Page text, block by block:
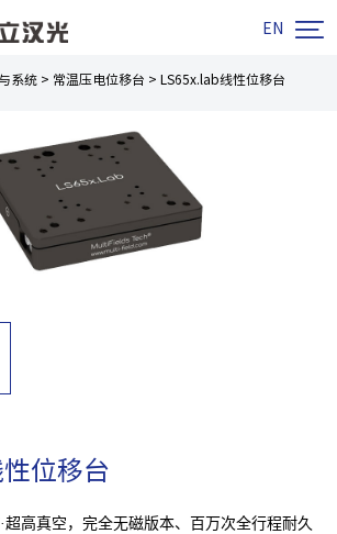
EN 
系统 > 常温压电位移台 > LS65x.lab线性位移台
性位移台
超高真空，完全无磁版本、百万次全行程耐久